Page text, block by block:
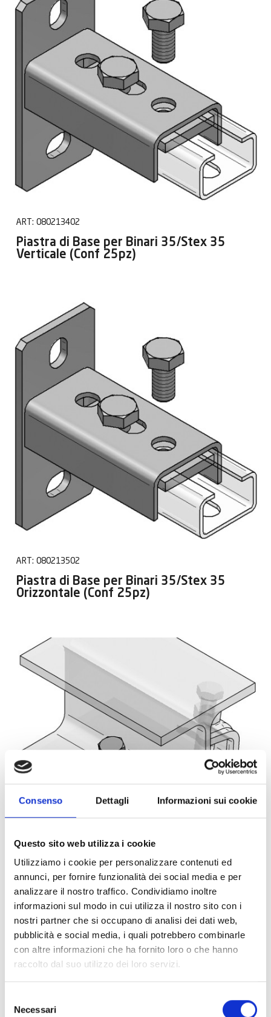
Consenso Dettagli Informazioni sui cookie
Questo sito web utilizza i cookie
Utilizziamo i cookie per personalizzare contenuti ed
annunci, per fornire funzionalità dei social media e per
analizzare il nostro traffico. Condividiamo inoltre
informazioni sul modo in cui utilizza il nostro sito con i
nostri partner che si occupano di analisi dei dati web,
pubblicità e social media, i quali potrebbero combinarle
con altre informazioni che ha fornito loro o che hanno
raccolto dal suo utilizzo dei loro servizi.
delNecessari
ART: 080213402
Piastra di Base per Binari 35/Stex 35
Verticale (Conf 25pz)
ART: 080213502
Piastra di Base per Binari 35/Stex 35
Orizzontale (Conf 25pz)
Morsetto per Profilato Binari 35/Stex
35/45 (Conf 20pz)